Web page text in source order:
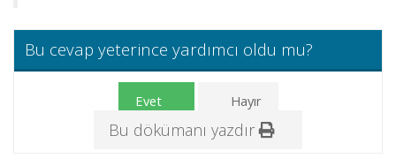
İletişim
Bu cevap yeterince yardımcı oldu mu?
Evet Hayır
Bu dökümanı yazdır